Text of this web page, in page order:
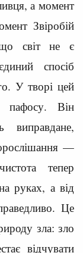
а момент
Звіробій
що світ не є
спосіб
У творі цей
пафосу. Він
виправдане,
—
тепер
руках, а від
Це
зла: зло
відчувати